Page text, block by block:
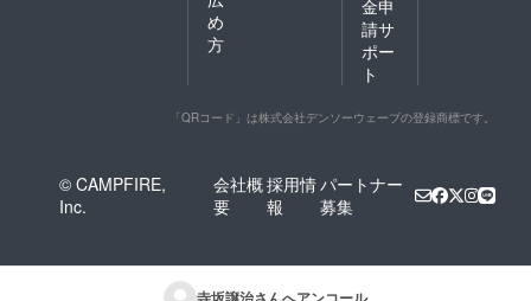
め
方
金申
請サ
ポー
ト
「QRコード」は株式会社デンソーウェーブの登録商標です。
© CAMPFIRE,
Inc.
会社概
要
採用情
報
パートナー
募集